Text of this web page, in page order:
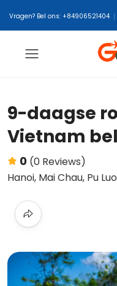
Vragen? Bel ons: +84906521404
9-daagse
Vietnam
0 (0 Reviews)
Hanoi, Mai Chau, Pu